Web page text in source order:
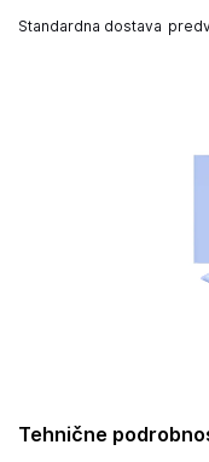
Tehnične
Standardna dostava